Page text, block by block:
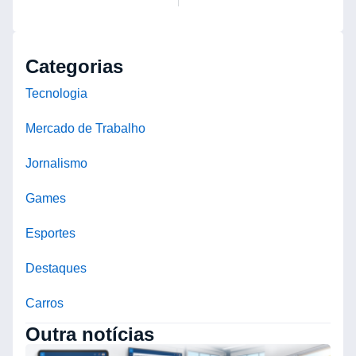
Categorias
Tecnologia
Mercado de Trabalho
Jornalismo
Games
Esportes
Destaques
Carros
Outra notícias